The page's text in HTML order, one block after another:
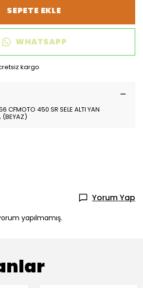
SEPETE EKLE
WHATSAPP
kargo
CFMOTO 450 SR SELE ALTI YAN
(BEYAZ)
Yorum Yap
yapılmamış.